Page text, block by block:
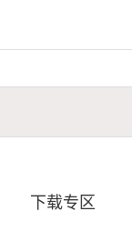
下载专区